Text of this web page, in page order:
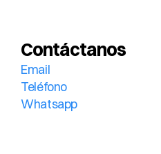
Contáctanos
Email
Teléfono
Whatsapp